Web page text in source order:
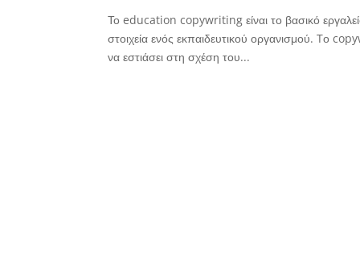
Το education copywriting είναι το βασικό
στοιχεία ενός εκπαιδευτικού οργανισμού. Tο
να εστιάσει στη σχέση του...